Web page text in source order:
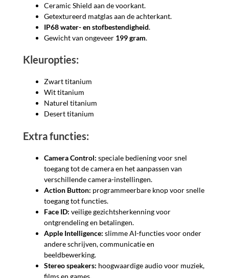
Ceramic Shield aan de voorkant.
Getextureerd matglas aan de achterkant.
IP68 water- en stofbestendigheid.
Gewicht van ongeveer 199 gram.
Kleuropties:
Zwart titanium
Wit titanium
Naturel titanium
Desert titanium
Extra functies:
Camera Control: speciale bediening voor snel
toegang tot de camera en het aanpassen van
verschillende camera-instellingen.
Action Button: programmeerbare knop voor snelle
toegang tot functies.
Face ID: veilige gezichtsherkenning voor
ontgrendeling en betalingen.
Apple Intelligence: slimme AI-functies voor onder
andere schrijven, communicatie en
beeldbewerking.
Stereo speakers: hoogwaardige audio voor muziek,
films en games.